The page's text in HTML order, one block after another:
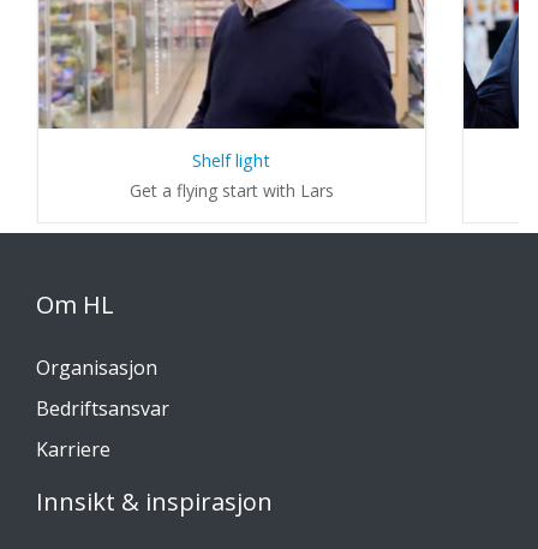
Shelf light
Get a flying start with Lars
Om HL
Organisasjon
Bedriftsansvar
Karriere
Innsikt & inspirasjon